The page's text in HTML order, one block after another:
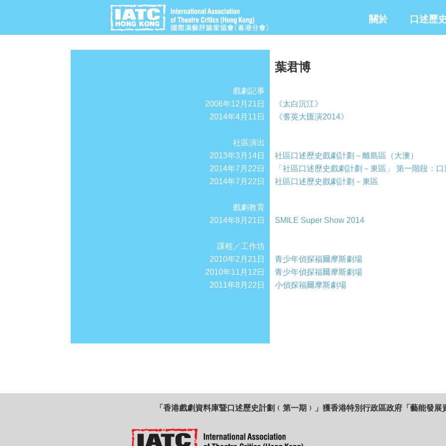
關於 口述歷史
葉君博
戲劇記事
2006年12月21日
《太白沉江》
2014年4月11日
《耆英大匯演2014》
社區演出
2013年3月14日
社區口述歷史戲劇計劃－離島區（大澳）
2014年7月22日
「社區口述歷史戲劇計劃－東區」 第一階段：
2014年7月22日
社區口述歷史戲劇計劃－東區
戲劇教育
2014年8月21日
SMILE Super Show 2014
課程／工作坊
2010年2月21日
青少年偵探福爾摩斯劇場
2010年11月12日
青少年偵探福爾摩斯劇場
2011年8月22日
小偵探福爾摩斯劇場
「香港戲劇資料庫暨口述歷史計劃﹙第一期﹚」獲香港特別行政區政府「藝能發展